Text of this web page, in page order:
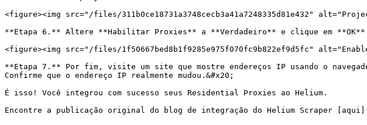
<figure><img src="/files/311b0ce18731a3748cecb3a41a7248335d81e432"
**Etapa 6.** Altere **Habilitar Proxies** a **Verdadeiro** e clique em
<figure><img src="/files/1f50667bed8b1f9285e975f070fc9b822ef9d5fc"
**Etapa 7.** Por fim, visite um site que mostre endereços IP usando o
Confirme que o endereço IP realmente mudou.&#x20;
É isso! Você integrou com sucesso seus Residential Proxies ao Helium.
Encontre a publicação original do blog de integração do Helium Scraper